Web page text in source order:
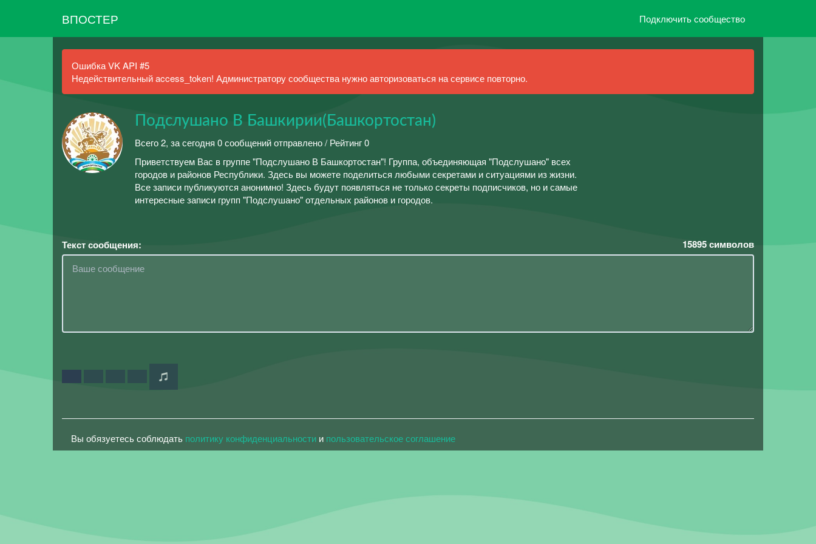
ВПОСТЕР Подключить сообщество
Ошибка VK API #5
Недействительный access_token! Администратору сообщества нужно авторизоваться на сервисе повторно.
Подслушано В Башкирии(Башкортостан)
Всего 2, за сегодня 0 сообщений отправлено / Рейтинг 0
Приветствуем Вас в группе "Подслушано В Башкортостан"! Группа, объединяющая "Подслушано" всех
городов и районов Республики. Здесь вы можете поделиться любыми секретами и ситуациями из жизни.
Все записи публикуются анонимно! Здесь будут появляться не только секреты подписчиков, но и самые
интересные записи групп "Подслушано" отдельных районов и городов.
Текст сообщения: 15895символов
Вы обязуетесь соблюдать политику конфиденциальности и пользовательское соглашение